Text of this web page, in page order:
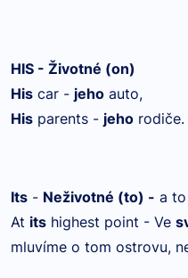
HIS - Životné (on)
His car - jeho auto,
His parents - jeho rodiče.
Its - Neživotné (to) - a
At its highest point - Ve
mluvíme o tom ostrovu,